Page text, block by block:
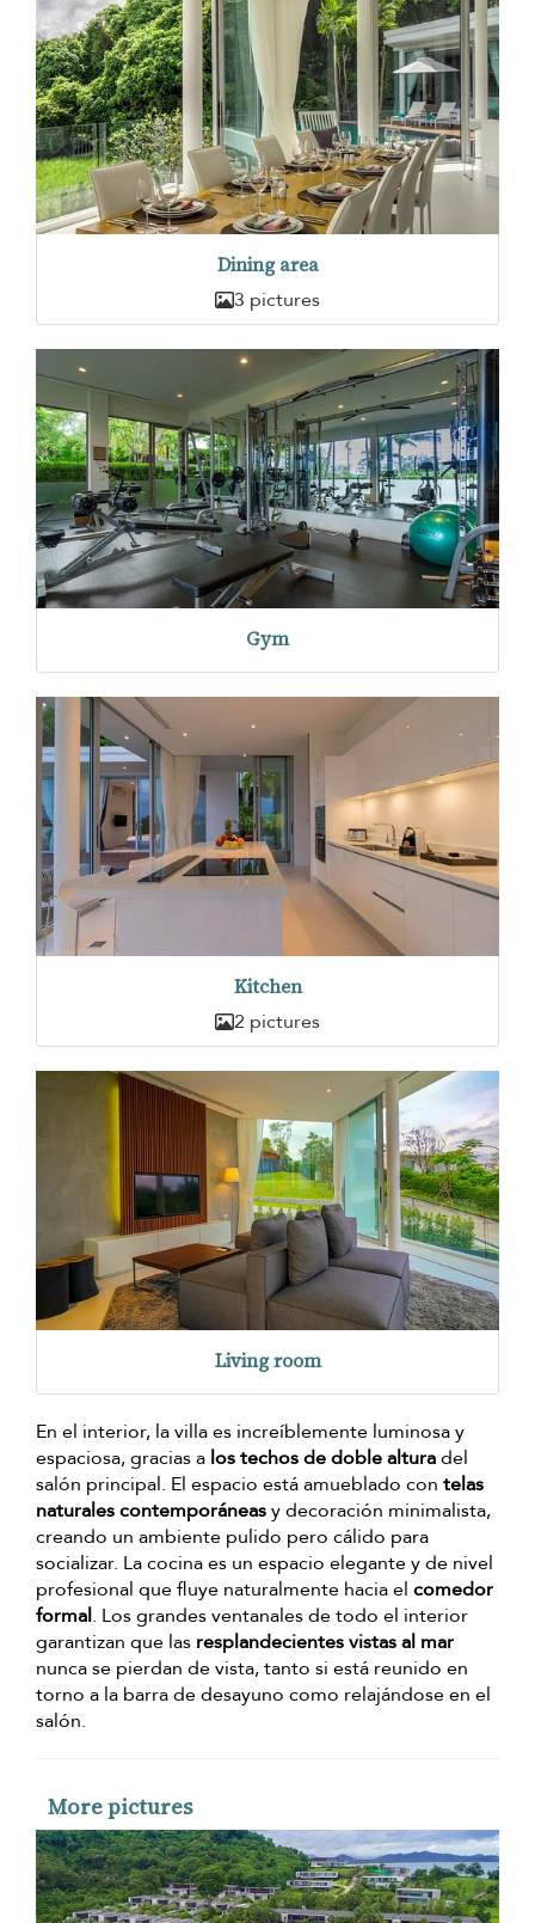
Dining area
3 pictures
Gym
Kitchen
2 pictures
Living room
En el interior, la villa es increíblemente luminosa y
espaciosa, gracias a los techos de doble alturadel
salón principal. El espacio está amueblado con telas
naturales contemporáneasy decoración minimalista,
creando un ambiente pulido pero cálido para
socializar. La cocina es un espacio elegante y de nivel
profesional que fluye naturalmente hacia el comedor
formal. Los grandes ventanales de todo el interior
garantizan que las resplandecientes vistas al mar
nunca se pierdan de vista, tanto si está reunido en
torno a la barra de desayuno como relajándose en el
salón.
More pictures